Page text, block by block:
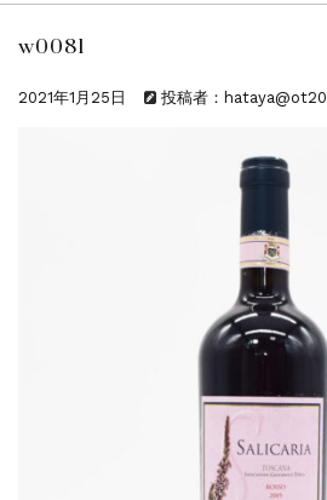
NEWS
w0081
2021年1月25日 投稿者：hataya@ot20